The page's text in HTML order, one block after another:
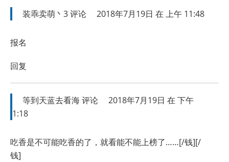
装乖卖萌丶3评论 2018年7月19日 在 上午 11:48
报名
回复
等到天蓝去看海评论
2018年7月19日 在 下午
1:18
吃香是不可能吃香的了，就看能不能上榜了……[/钱][/
钱]